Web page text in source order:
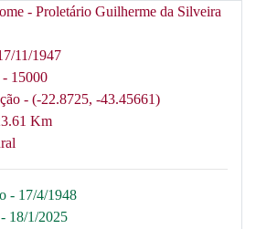
- Proletário Guilherme da Silveira
11/1947
- 15000
- (-22.8725, -43.45661)
Km
- 17/4/1948
18/1/2025